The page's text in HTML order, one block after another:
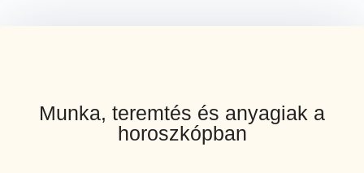
Munka, teremtés és anyagiak a
horoszkópban